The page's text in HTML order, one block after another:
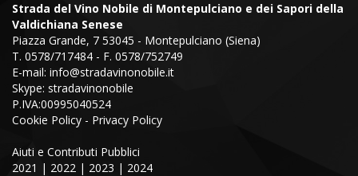
Strada del Vino Nobile di Montepulciano e dei Sapori della
Valdichiana Senese
Piazza Grande, 7 53045 - Montepulciano (Siena)
T. 0578/717484 - F. 0578/752749
E-mail: info@stradavinonobile.it
Skype: stradavinonobile
P.IVA:00995040524
Cookie Policy - Privacy Policy
Aiuti e Contributi Pubblici
2021 | 2022 | 2023 | 2024